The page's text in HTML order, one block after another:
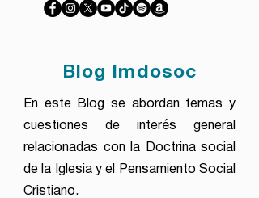
Blog Imdosoc
En este Blog se abordan temas y
cuestiones de interés general
relacionadas con la Doctrina social
de la Iglesia y el Pensamiento Social
Cristiano.